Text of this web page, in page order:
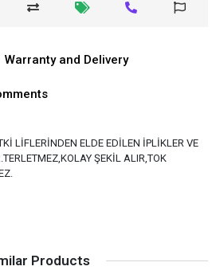
Warranty and Delivery
LİFLERİNDEN ELDE EDİLEN İPLİKLER VE
ŞEKİL ALIR,TOK
Products